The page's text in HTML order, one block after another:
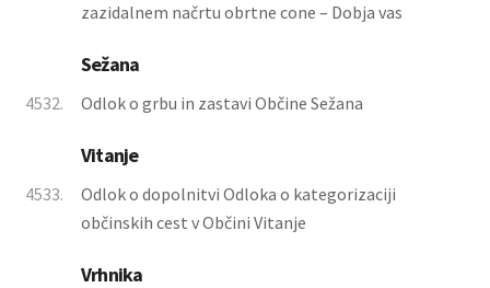
zazidalnem načrtu obrtne cone – Dobja vas
Sežana
4532. Odlok o grbu in zastavi Občine Sežana
Vitanje
4533.
Odlok o dopolnitvi Odloka o kategorizaciji
občinskih cest v Občini Vitanje
Vrhnika